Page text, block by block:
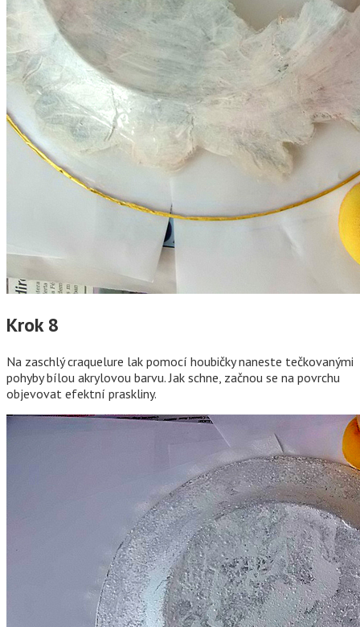
Krok 8
Na zaschlý craquelure lak pomocí houbičky naneste tečkovanými
pohyby bílou akrylovou barvu. Jak schne, začnou se na povrchu
objevovat efektní praskliny.